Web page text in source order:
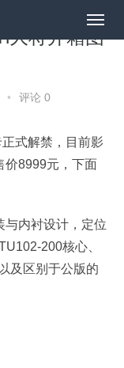
大将开箱图
• 评论 0
式解禁，目前影
价8999元，下面
与内衬设计，定位
200核心、
及区别于公版的